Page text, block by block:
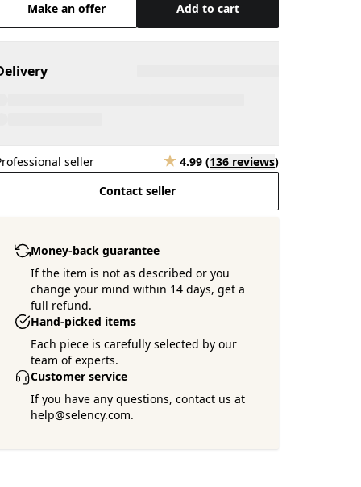
Make an offer Add to cart
seller 4.99 (136 reviews)
Contact seller
Money-back guarantee
If the item is not as described or you
change your mind within 14 days, get a
full refund.
Hand-picked items
Each piece is carefully selected by our
team of experts.
Customer service
If you have any questions, contact us at
help@selency.com.